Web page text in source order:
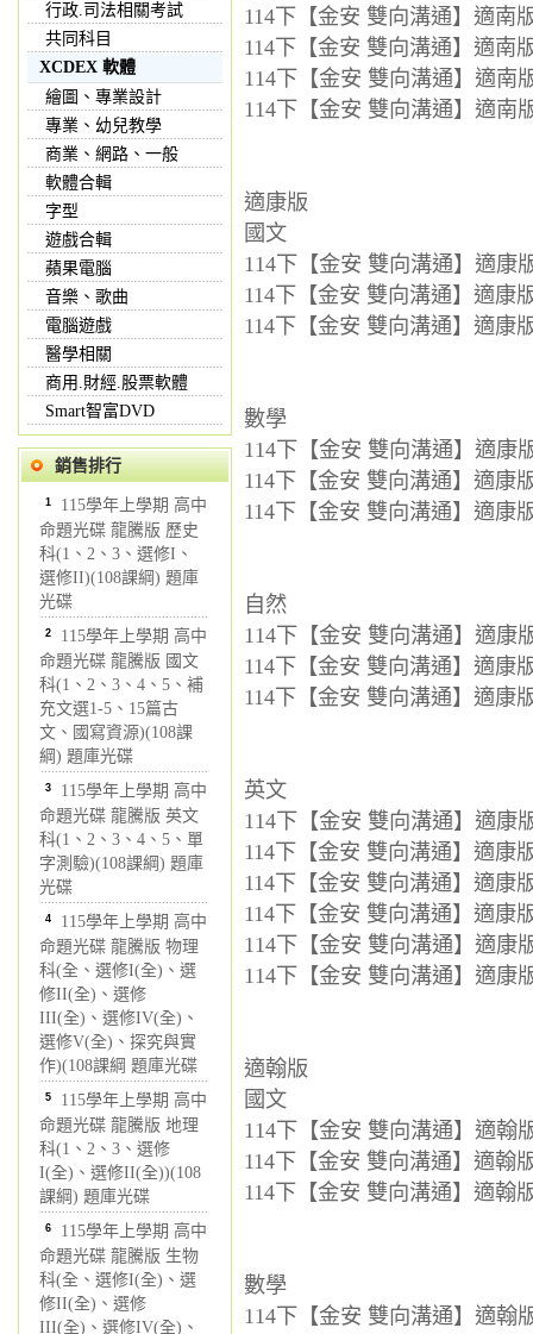
行政.司法相關考試
共同科目
XCDEX 軟體
繪圖、專業設計
專業、幼兒教學
商業、網路、一般
軟體合輯
字型
遊戲合輯
蘋果電腦
音樂、歌曲
電腦遊戲
醫學相關
商用.財經.股票軟體
Smart智富DVD
銷售排行
1 115學年上學期 高中
命題光碟 龍騰版 歷史
科(1、2、3、選修I、
選修II)(108課綱) 題庫
光碟
2 115學年上學期 高中
命題光碟 龍騰版 國文
科(1、2、3、4、5、補
充文選1-5、15篇古
文、國寫資源)(108課
綱) 題庫光碟
3 115學年上學期 高中
命題光碟 龍騰版 英文
科(1、2、3、4、5、單
字測驗)(108課綱) 題庫
光碟
4 115學年上學期 高中
命題光碟 龍騰版 物理
科(全、選修I(全)、選
修II(全)、選修
III(全)、選修IV(全)、
選修V(全)、探究與實
作)(108課綱 題庫光碟
5 115學年上學期 高中
命題光碟 龍騰版 地理
科(1、2、3、選修
I(全)、選修II(全))(108
課綱) 題庫光碟
6 115學年上學期 高中
命題光碟 龍騰版 生物
科(全、選修I(全)、選
修II(全)、選修
III(全)、選修IV(全)、
114下【金安 雙向溝通】適南
114下【金安 雙向溝通】適南
114下【金安 雙向溝通】適南
114下【金安 雙向溝通】適南
適康版
國文
114下【金安 雙向溝通】適康
114下【金安 雙向溝通】適康
114下【金安 雙向溝通】適康
數學
114下【金安 雙向溝通】適康
114下【金安 雙向溝通】適康
114下【金安 雙向溝通】適康
自然
114下【金安 雙向溝通】適康
114下【金安 雙向溝通】適康
114下【金安 雙向溝通】適康
英文
114下【金安 雙向溝通】適康
114下【金安 雙向溝通】適康
114下【金安 雙向溝通】適康
114下【金安 雙向溝通】適康
114下【金安 雙向溝通】適康
114下【金安 雙向溝通】適康
適翰版
國文
114下【金安 雙向溝通】適翰
114下【金安 雙向溝通】適翰
114下【金安 雙向溝通】適翰
數學
114下【金安 雙向溝通】適翰